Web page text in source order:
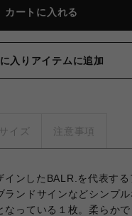
カートに入れる
入りアイテムに追加
サイズ 注意事項
ンしたBALR.を代表す
ンドサインなどシンプ
っている１枚。柔らか